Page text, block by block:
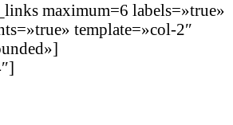
maximum=6 labels=»true»
template=»col-2″